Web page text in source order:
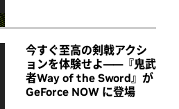
今すぐ至高の剣戟アクシ
ョンを体験せよ――『鬼武
者Way of the Sword』が
GeForce NOW に登場